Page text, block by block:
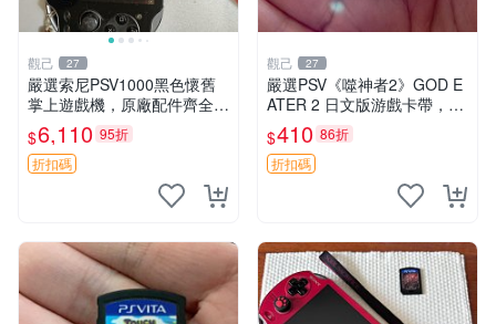
觀己 27
嚴選索尼PSV1000黑色懷舊
掌上遊戲機，原廠配件齊全
新手舊手皆可入手 懷舊遊戲
PlayStation Vita 測試無誤 電
腦連接直通遊玩 PSV
$6,110 95折
折扣碼
觀己 27
嚴選PSV《噬神者2》GOD E
ATER 2 日文版游戲卡帶，成
色尚佳輕微使用痕跡，功能正
常無故障，適合收藏愛好者。
PSV卡帶 相機 功能遊戲 嚴選
$410 86折
折扣碼